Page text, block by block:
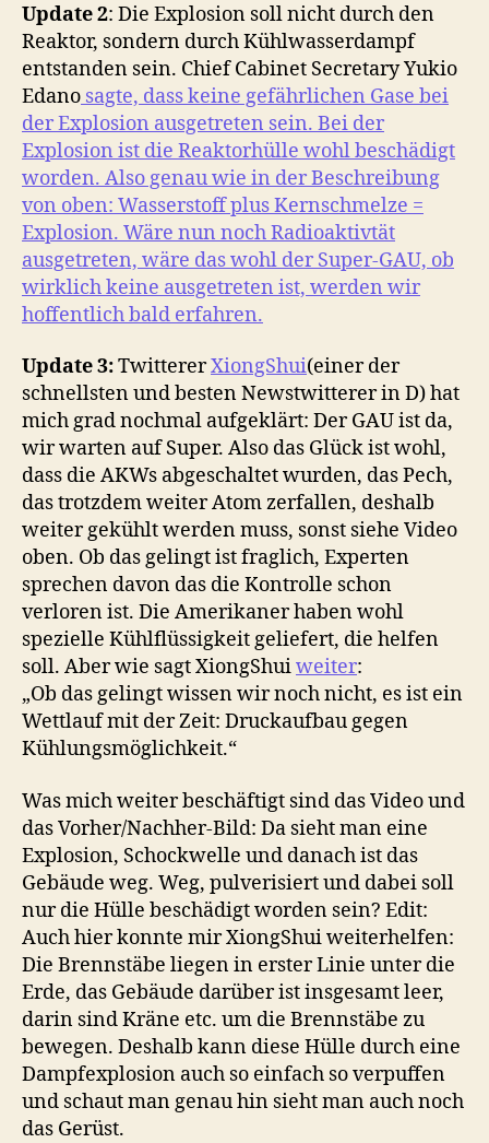
Update 2: Die Explosion soll nicht durch den
Reaktor, sondern durch Kühlwasserdampf
entstanden sein. Chief Cabinet Secretary Yukio
Edano sagte, dass keine gefährlichen Gase bei
der Explosion ausgetreten sein. Bei der
Explosion ist die Reaktorhülle wohl beschädigt
worden. Also genau wie in der Beschreibung
von oben: Wasserstoff plus Kernschmelze =
Explosion. Wäre nun noch Radioaktivtät
ausgetreten, wäre das wohl der Super-GAU, ob
wirklich keine ausgetreten ist, werden wir
hoffentlich bald erfahren.
Update 3:TwittererXiongShui(einer der
schnellsten und besten Newstwitterer in D) hat
mich grad nochmal aufgeklärt: Der GAU ist da,
wir warten auf Super. Also das Glück ist wohl,
dass die AKWs abgeschaltet wurden, das Pech,
das trotzdem weiter Atom zerfallen, deshalb
weiter gekühlt werden muss, sonst siehe Video
oben. Ob das gelingt ist fraglich, Experten
sprechen davon das die Kontrolle schon
verloren ist. Die Amerikaner haben wohl
spezielle Kühlflüssigkeit geliefert, die helfen
soll. Aber wie sagt XiongShuiweiter:
„Ob das gelingt wissen wir noch nicht, es ist ein
Wettlauf mit der Zeit: Druckaufbau gegen
Kühlungsmöglichkeit.“
Was mich weiter beschäftigt sind das Video und
das Vorher/Nachher-Bild: Da sieht man eine
Explosion, Schockwelle und danach ist das
Gebäude weg. Weg, pulverisiert und dabei soll
nur die Hülle beschädigt worden sein? Edit:
Auch hier konnte mir XiongShui weiterhelfen:
Die Brennstäbe liegen in erster Linie unter die
Erde, das Gebäude darüber ist insgesamt leer,
darin sind Kräne etc. um die Brennstäbe zu
bewegen. Deshalb kann diese Hülle durch eine
Dampfexplosion auch so einfach so verpuffen
und schaut man genau hin sieht man auch noch
das Gerüst.